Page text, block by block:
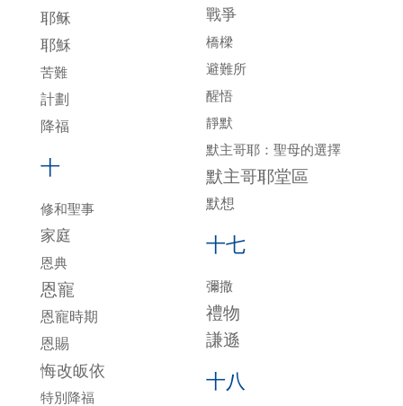
耶稣
耶穌
苦難
計劃
降福
十
修和聖事
家庭
恩典
恩寵
恩寵時期
恩賜
悔改皈依
特別降福
戰爭
橋樑
避難所
醒悟
靜默
默主哥耶：聖母的選擇
默主哥耶堂區
默想
十七
彌撒
禮物
謙遜
十八